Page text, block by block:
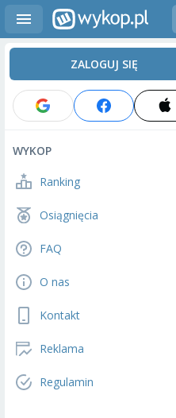
ZALOGUJ SIĘ
WYKOP
Ranking
Osiągnięcia
FAQ
O nas
Kontakt
Reklama
Regulamin